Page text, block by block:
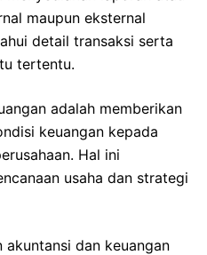
maupun eksternal
detail transaksi serta
tertentu.
adalah memberikan
keuangan kepada
Hal ini
usaha dan strategi
akuntansi dan keuangan